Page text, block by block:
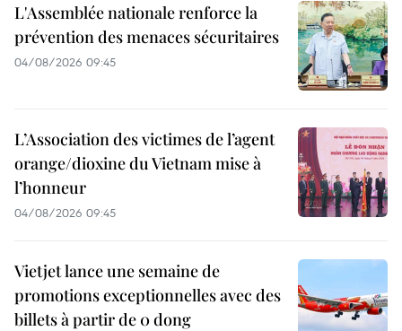
L'Assemblée nationale renforce la
prévention des menaces sécuritaires
04/08/2026 09:45
L’Association des victimes de l’agent
orange/dioxine du Vietnam mise à
l’honneur
04/08/2026 09:45
Vietjet lance une semaine de
promotions exceptionnelles avec des
billets à partir de 0 dong